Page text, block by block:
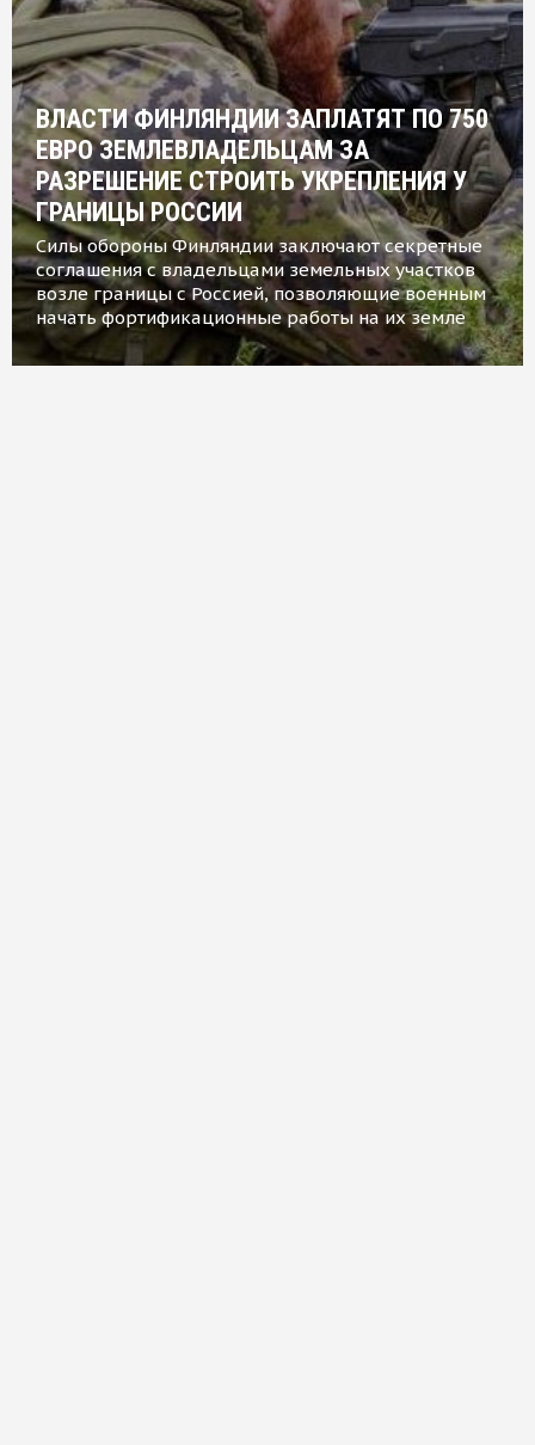
ВЛАСТИ ФИНЛЯНДИИ ЗАПЛАТЯТ ПО 750
ЕВРО ЗЕМЛЕВЛАДЕЛЬЦАМ ЗА
РАЗРЕШЕНИЕ СТРОИТЬ УКРЕПЛЕНИЯ У
ГРАНИЦЫ РОССИИ
Силы обороны Финляндии заключают секретные
соглашения с владельцами земельных участков
возле границы с Россией, позволяющие военным
начать фортификационные работы на их земле